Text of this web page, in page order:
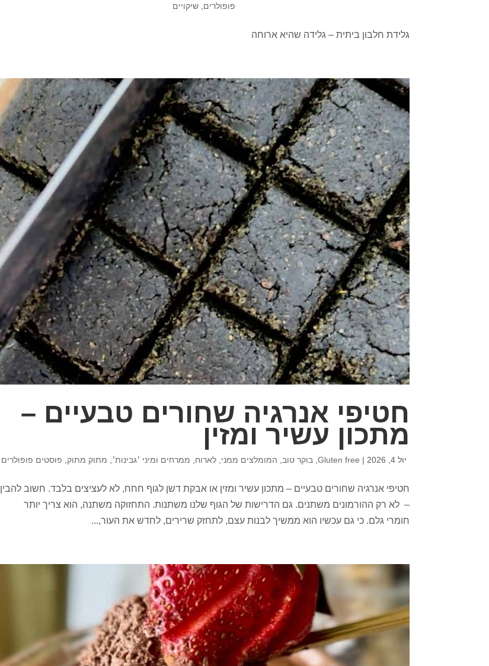
פופולרים ,שיקויים
גלידת חלבון ביתית – גלידה שהיא ארוחה
חטיפי אנרגיה שחורים טבעיים –
מתכון עשיר ומזין
יול 4, 2026 |
Gluten free
,בוקר טוב, המומלצים ממני,לארוח, ממרחים ומיני ׳גבינות׳, מתוק מתוק, פוסטים פופולרים
חטיפי אנרגיה שחורים טבעיים – מתכון עשיר ומזין או אבקת דשן לגוף חחח, לא לעציצים בלבד. חשוב להבין
– לא רק ההורמונים משתנים. גם הדרישות של הגוף שלנו משתנות. התחזוקה משתנה, הוא צריך יותר
חומרי גלם. כי גם עכשיו הוא ממשיך לבנות עצם, לתחזק שרירים, לחדש את העור,...